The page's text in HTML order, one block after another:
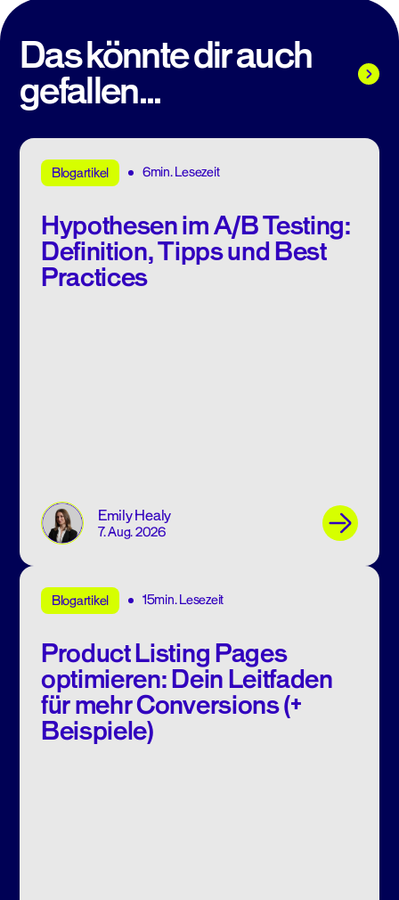
Das könnte dir auch
gefallen...
Blogartikel 6min. Lesezeit
Hypothesen im A/B Testing:
Definition, Tipps und Best
Practices
Emily Healy
7. Aug. 2026
Blogartikel 15min. Lesezeit
Product Listing Pages
optimieren: Dein Leitfaden
für mehr Conversions (+
Beispiele)